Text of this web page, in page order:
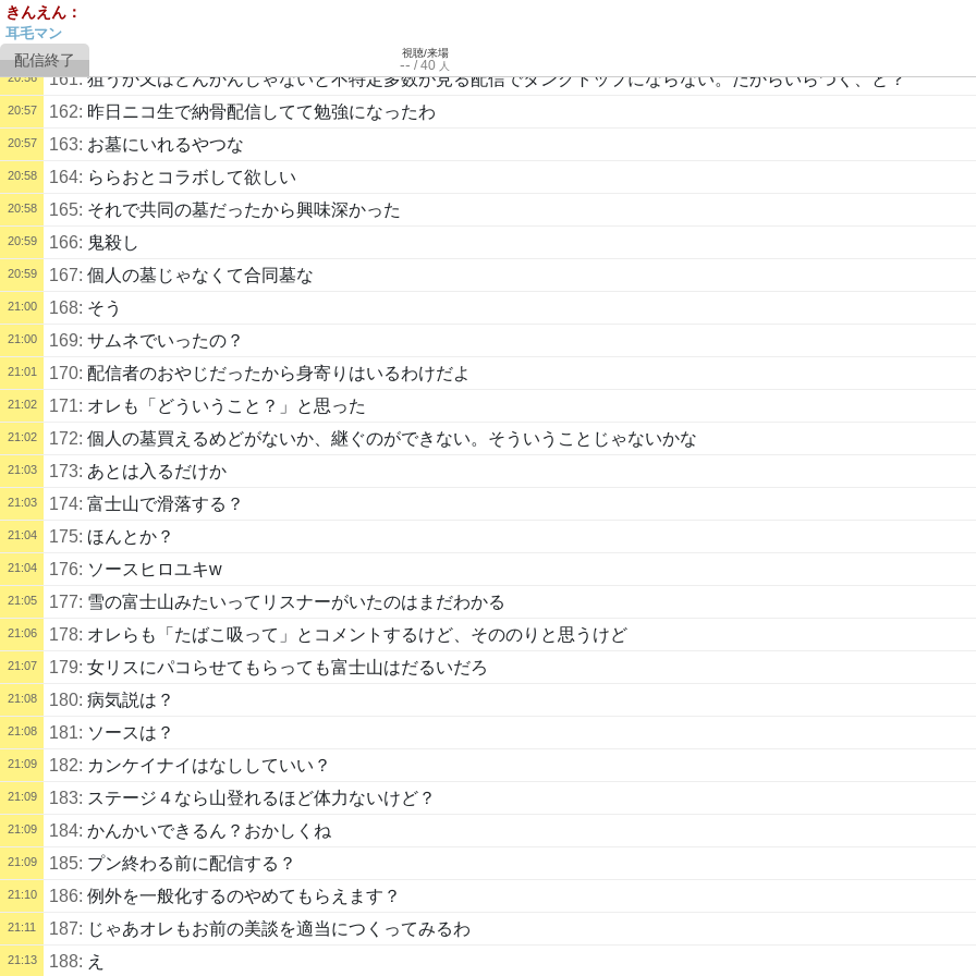
きんえん：
耳毛マン
視聴/来場
-- /40 人
20:56 161:狙うか又はどんかんじゃないと不特定多数が見る配信でタンクトップにならない。だからいらつく、と？
20:57 162: 昨日ニコ生で納骨配信してて勉強になったわ
20:57 163: お墓にいれるやつな
20:58 164: ららおとコラボして欲しい
20:58 165: それで共同の墓だったから興味深かった
20:59 166: 鬼殺し
20:59 167: 個人の墓じゃなくて合同墓な
21:00 168: そう
21:00 169: サムネでいったの？
21:01 170: 配信者のおやじだったから身寄りはいるわけだよ
21:02 171: オレも「どういうこと？」と思った
21:02 172: 個人の墓買えるめどがないか、継ぐのができない。そういうことじゃないかな
21:03 173: あとは入るだけか
21:03 174: 富士山で滑落する？
21:04 175: ほんとか？
21:04 176: ソースヒロユキw
21:05 177: 雪の富士山みたいってリスナーがいたのはまだわかる
21:06 178: オレらも「たばこ吸って」とコメントするけど、そののりと思うけど
21:07 179: 女リスにパコらせてもらっても富士山はだるいだろ
21:08 180: 病気説は？
21:08 181: ソースは？
21:09 182: カンケイナイはなししていい？
21:09 183: ステージ４なら山登れるほど体力ないけど？
21:09 184: かんかいできるん？おかしくね
21:09 185: プン終わる前に配信する？
21:10 186: 例外を一般化するのやめてもらえます？
21:11 187: じゃあオレもお前の美談を適当につくってみるわ
21:13 188: え